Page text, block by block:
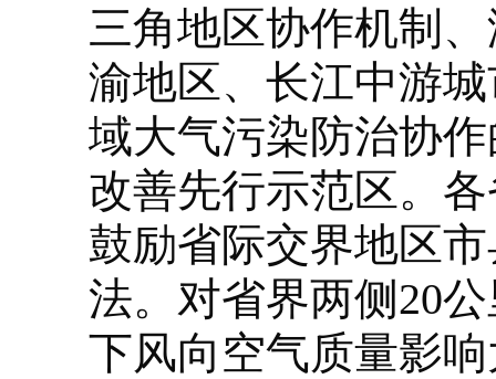
三角地区协作机制
渝地区、长江中游
域大气污染防治协
改善先行示范区。
鼓励省际交界地区
法。对省界两侧20
下风向空气质量影